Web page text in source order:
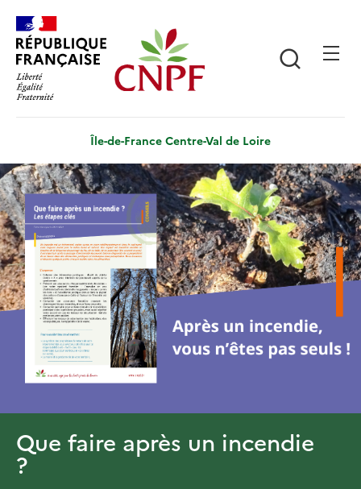
contenu
principal
Île-de-France Centre-Val de Loire
Que faire après un incendie
?